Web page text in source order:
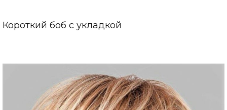
Короткий боб с укладкой